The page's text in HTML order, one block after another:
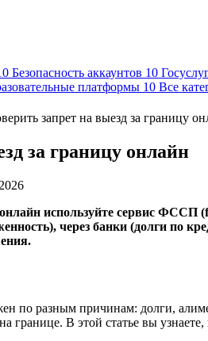
Безопасность аккаунтов 10
платформы 10 Все
запрет на выезд за границу
за границу онлайн
используйте сервис
через банки (долги по
по разным причинам: долги,
границе. В этой статье вы